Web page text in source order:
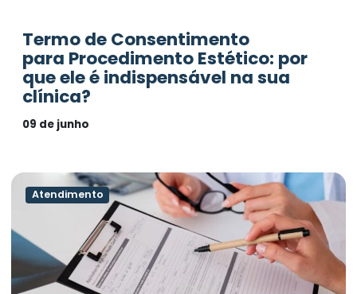
Termo de Consentimento
para Procedimento Estético: por
que ele é indispensável na sua
clínica?
09 de junho
Atendimento